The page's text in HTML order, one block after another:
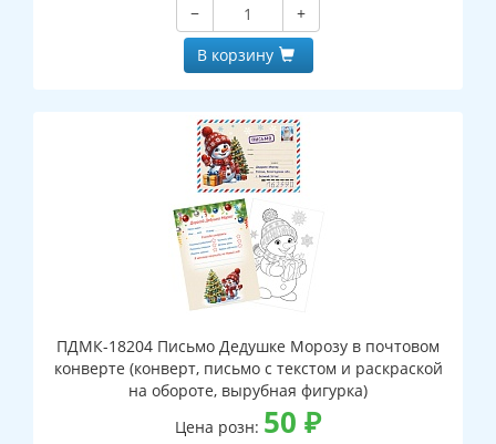
−
+
В корзину
ПДМК-18204 Письмо Дедушке Морозу в почтовом
конверте (конверт, письмо с текстом и раскраской
на обороте, вырубная фигурка)
Цена розн: 50 ₽